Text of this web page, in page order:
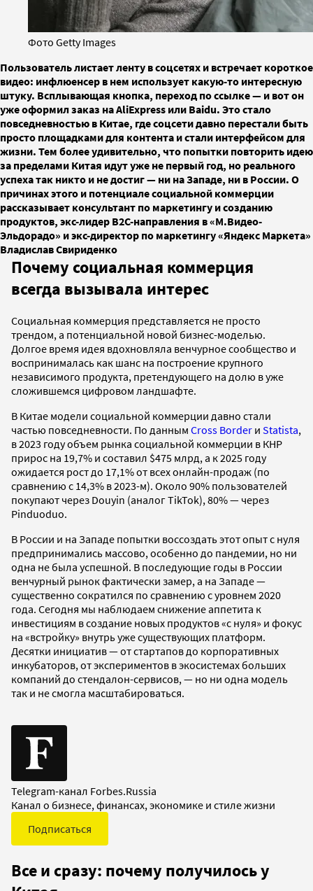
Фото Getty Images
Пользователь листает ленту в соцсетях и встречает короткое
видео: инфлюенсер в нем использует какую-то интересную
штуку. Всплывающая кнопка, переход по ссылке — и вот он
уже оформил заказ на AliExpress или Baidu. Это стало
повседневностью в Китае, где соцсети давно перестали быть
просто площадками для контента и стали интерфейсом для
жизни. Тем более удивительно, что попытки повторить идею
за пределами Китая идут уже не первый год, но реального
успеха так никто и не достиг — ни на Западе, ни в России. О
причинах этого и потенциале социальной коммерции
рассказывает консультант по маркетингу и созданию
продуктов, экс-лидер B2C-направления в «М.Видео-
Эльдорадо» и экс-директор по маркетингу «Яндекс Маркета»
Владислав Свириденко
Почему социальная коммерция
всегда вызывала интерес
Социальная коммерция представляется не просто
трендом, а потенциальной новой бизнес-моделью.
Долгое время идея вдохновляла венчурное сообщество и
воспринималась как шанс на построение крупного
независимого продукта, претендующего на долю в уже
сложившемся цифровом ландшафте.
В Китае модели социальной коммерции давно стали
частью повседневности. По данным Cross Border и Statista,
в 2023 году объем рынка социальной коммерции в КНР
прирос на 19,7% и составил $475 млрд, а к 2025 году
ожидается рост до 17,1% от всех онлайн-продаж (по
сравнению с 14,3% в 2023-м). Около 90% пользователей
покупают через Douyin (аналог TikTok), 80% — через
Pinduoduo.
В России и на Западе попытки воссоздать этот опыт с нуля
предпринимались массово, особенно до пандемии, но ни
одна не была успешной. В последующие годы в России
венчурный рынок фактически замер, а на Западе —
существенно сократился по сравнению с уровнем 2020
года. Сегодня мы наблюдаем снижение аппетита к
инвестициям в создание новых продуктов «с нуля» и фокус
на «встройку» внутрь уже существующих платформ.
Десятки инициатив — от стартапов до корпоративных
инкубаторов, от экспериментов в экосистемах больших
компаний до стендалон-сервисов, — но ни одна модель
так и не смогла масштабироваться.
Telegram-канал Forbes.Russia
Канал о бизнесе, финансах, экономике и стиле жизни
Подписаться
Все и сразу: почему получилось у